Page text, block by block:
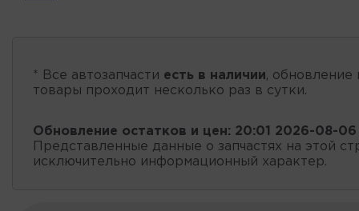
* Все автозапчасти есть в наличии, обновление
товары проходит несколько раз в сутки.
Обновление остатков и цен: 20:01 2026-08-06
Представленные данные о запчастях на этой
исключительно информационный характер.